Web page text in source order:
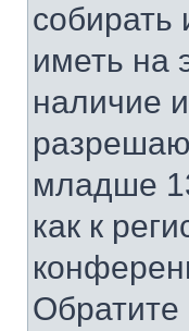
иметь на
наличие
младше
как к